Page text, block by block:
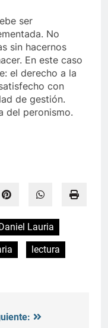
ser
No
sin hacernos
En este caso
el derecho a la
con
de gestión.
del peronismo.
Lauria
lectura